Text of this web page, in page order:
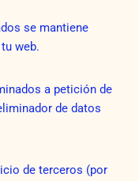
se mantiene
web.
a petición de
de datos
de terceros (por